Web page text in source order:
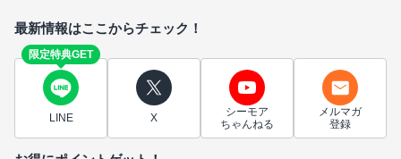
最新情報はここからチェック！
限定特典GET
LINE X
シーモア
ちゃんねる
メルマガ
登録